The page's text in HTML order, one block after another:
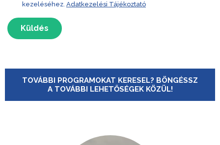
kezeléséhez. Adatkezelési Tájékoztató
Küldés
TOVÁBBI PROGRAMOKAT KERESEL? BÖNGÉSSZ
A TOVÁBBI LEHETŐSÉGEK KÖZÜL!